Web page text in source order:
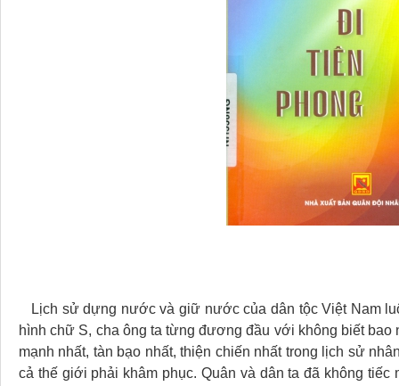
Lịch sử dựng nước và giữ nước của dân tộc Việt Nam
hình chữ S, cha ông ta từng đương đầu với không biết bao
mạnh nhất, tàn bạo nhất, thiện chiến nhất trong lịch sử
cả thế giới phải khâm phục. Quân và dân ta đã không